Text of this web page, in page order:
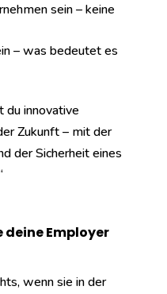
sein – keine
– was bedeutet es
du innovative
Zukunft – mit der
der Sicherheit eines
deine Employer
wenn sie in der